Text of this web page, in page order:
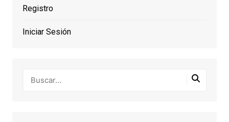
Registro
Iniciar Sesión